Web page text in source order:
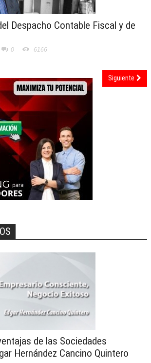
Despacho Contable Fiscal y de
0 6166
Siguiente
de las Sociedades
Hernández Cancino Quintero